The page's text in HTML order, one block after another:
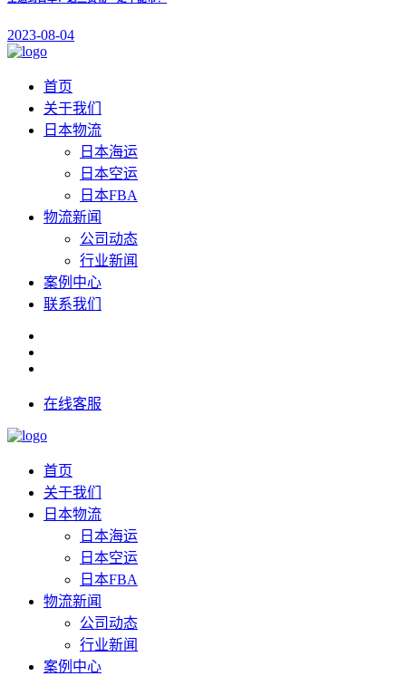
2023-08-04
首页
关于我们
日本物流
日本海运
日本空运
日本FBA
物流新闻
公司动态
行业新闻
案例中心
联系我们
在线客服
首页
关于我们
日本物流
日本海运
日本空运
日本FBA
物流新闻
公司动态
行业新闻
案例中心